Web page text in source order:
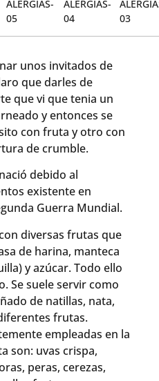
unos invitados de
que darles de
que vi que tenia un
y entonces se
con fruta y otro con
de crumble.
debido al
existente en
Guerra Mundial.
diversas frutas que
de harina, manteca
y azúcar. Todo ello
Se suele servir como
de natillas, nata,
frutas.
empleadas en la
son: uvas crispa,
peras, cerezas,